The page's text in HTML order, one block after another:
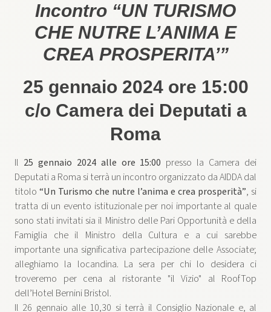
Incontro “UN TURISMO
CHE NUTRE L’ANIMA E
CREA PROSPERITA’”
25 gennaio 2024 ore 15:00
c/o Camera dei Deputati a
Roma
Il 25 gennaio 2024 alle ore 15:00 presso la Camera dei
Deputati a Roma si terrà un incontro organizzato da AIDDA dal
titolo “Un Turismo che nutre l’anima e crea prosperità”, si
tratta di un evento istituzionale per noi importante al quale
sono stati invitati sia il Ministro delle Pari Opportunità e della
Famiglia che il Ministro della Cultura e a cui sarebbe
importante una significativa partecipazione delle Associate;
alleghiamo la locandina. La sera per chi lo desidera ci
troveremo per cena al ristorante "il Vizio" al RoofTop
dell’Hotel Bernini Bristol.
Il 26 gennaio alle 10,30 si terrà il Consiglio Nazionale e, al